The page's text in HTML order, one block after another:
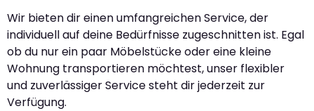
Wir bieten dir einen umfangreichen Service, der
individuell auf deine Bedürfnisse zugeschnitten ist. Egal
ob du nur ein paar Möbelstücke oder eine kleine
Wohnung transportieren möchtest, unser flexibler
und zuverlässiger Service steht dir jederzeit zur
Verfügung.